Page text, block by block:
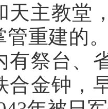
天主教堂
管重建的
有祭台、
合金钟，